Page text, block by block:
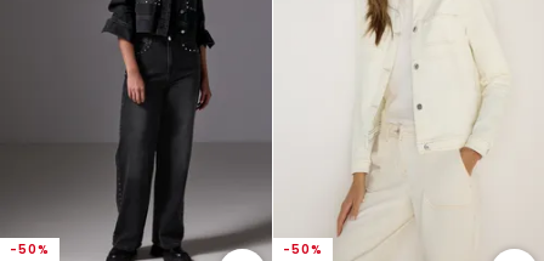
-50% -50%